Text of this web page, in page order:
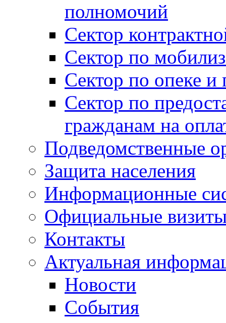
полномочий
Сектор
Сектор по
Сектор по опеке и
Сектор по
гражданам на
Подведомственные
Защита населения
Информационные
Официальные
Контакты
Актуальная
Новости
События